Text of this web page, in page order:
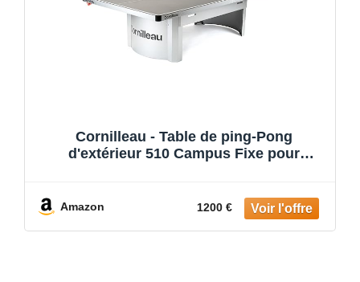
Cornilleau - Table de ping-Pong
d'extérieur 510 Campus Fixe pour
ou Gris 7mm) - Agrément FFTT Loisir et
Amazon 1200 €